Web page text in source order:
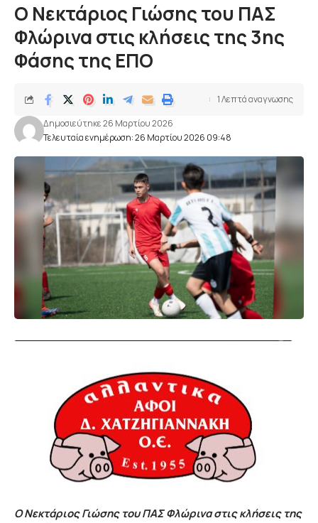
Ο Νεκτάριος Γιώσης του ΠΑΣ
Φλώρινα στις κλήσεις της 3ης
Φάσης της ΕΠΟ
Τελευταία ενημέρωση: 26 Μαρτίου 2026 09:48
Δημοσιεύτηκε 26 Μαρτίου 2026
1 Λεπτά αναγνωσης
Ο Νεκτάριος Γιώσης του ΠΑΣ Φλώρινα στις κλήσεις της